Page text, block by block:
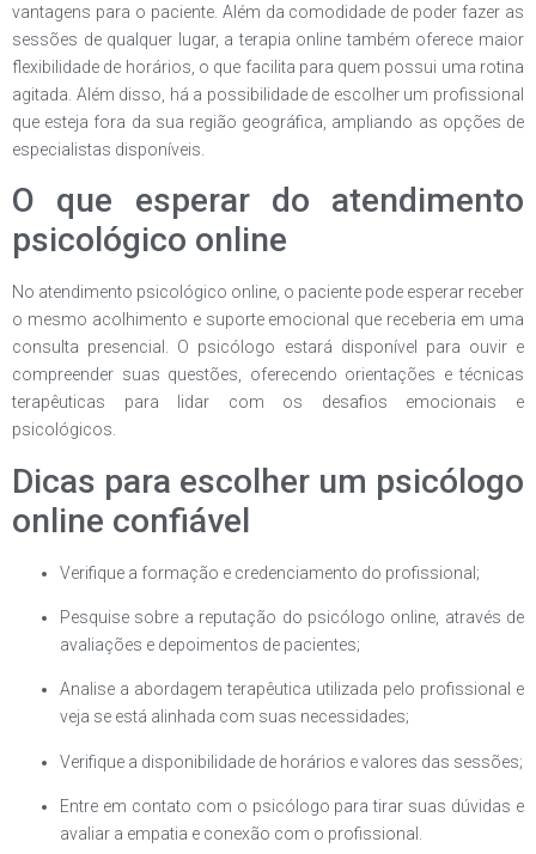
vantagens para o paciente. Além da comodidade de poder fazer as
sessões de qualquer lugar, a terapia online também oferece maior
flexibilidade de horários, o que facilita para quem possui uma rotina
agitada. Além disso, há a possibilidade de escolher um profissional
que esteja fora da sua região geográfica, ampliando as opções de
especialistas disponíveis.
O que esperar do atendimento
psicológico online
No atendimento psicológico online, o paciente pode esperar receber
o mesmo acolhimento e suporte emocional que receberia em uma
consulta presencial. O psicólogo estará disponível para ouvir e
compreender suas questões, oferecendo orientações e técnicas
terapêuticas para lidar com os desafios emocionais e
psicológicos.
Dicas para escolher um psicólogo
online confiável
Verifique a formação e credenciamento do profissional;
Pesquise sobre a reputação do psicólogo online, através de
avaliações e depoimentos de pacientes;
Analise a abordagem terapêutica utilizada pelo profissional e
veja se está alinhada com suas necessidades;
Verifique a disponibilidade de horários e valores das sessões;
Entre em contato com o psicólogo para tirar suas dúvidas e
avaliar a empatia e conexão com o profissional.